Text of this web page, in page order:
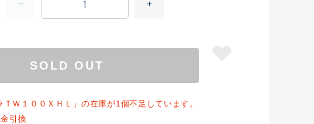
SOLD OUT
ＴＷ１００ＸＨＬ」の在庫が1個不足しています。
引換